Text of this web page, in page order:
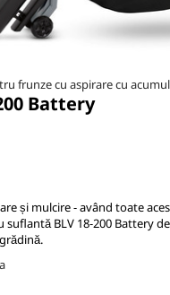
frunze cu aspirare cu
Battery
și mulcire - având toate
suflantă BLV 18-200 Battery